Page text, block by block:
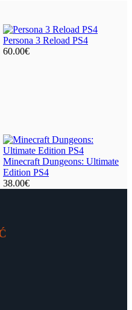
Persona 3 Reload PS4
60.00€
Minecraft Dungeons: Ultimate
Edition PS4
38.00€